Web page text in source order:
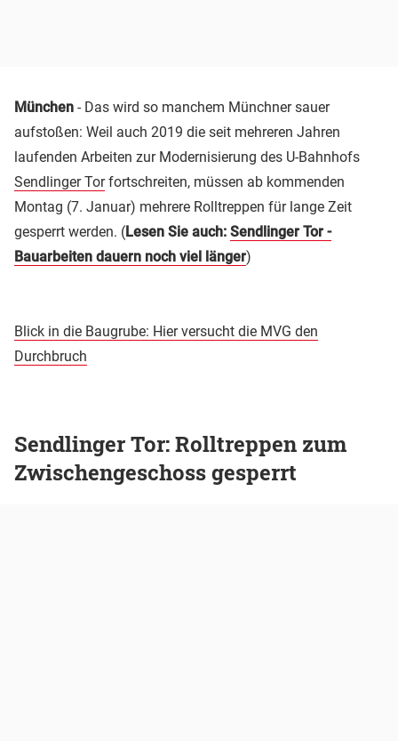
München - Das wird so manchem Münchner sauer
aufstoßen: Weil auch 2019 die seit mehreren Jahren
laufenden Arbeiten zur Modernisierung des U-Bahnhofs
Sendlinger Torfortschreiten, müssen ab kommenden
Montag (7. Januar) mehrere Rolltreppen für lange Zeit
gesperrt werden. (Lesen Sie auch: Sendlinger Tor -
Bauarbeiten dauern noch viel länger)
Blick in die Baugrube: Hier versucht die MVG den
Durchbruch
Sendlinger Tor: Rolltreppen zum
Zwischengeschoss gesperrt